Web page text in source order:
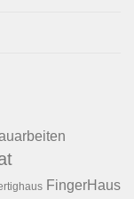
FingerHaus